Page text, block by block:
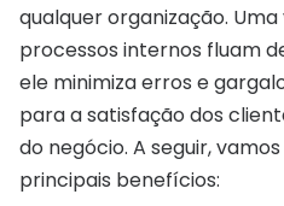
qualquer organização.
processos internos fluam
ele minimiza erros e
para a satisfação dos
do negócio. A seguir,
principais benefícios: